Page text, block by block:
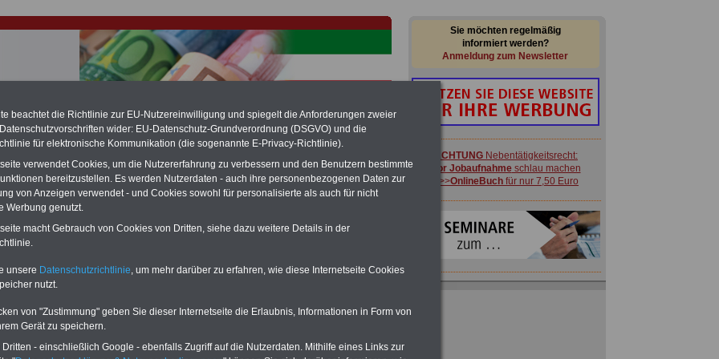
für Beamte & Ruhestandsbeamte (zu geringe Alimentation)
hat die Landesbesoldung von Berlin für die Jahre 2008 bis
die zun hohen Nachzahlungen führen wird). Auch beim Bund
wird es hohe Nachzahlungen geben (Medienberichten
alle (!) Beamtezwischen mind.3.000 und 13.000 Euro,rechnen. Der INFO-
hierzu eine Broschüre heraus, die unmittelbar nach dem Beschluss des
der Broschüre.
Beamte und den öffentlichen Dienst in Nordrhein-Westfalen:
mit drei Ratgebern für nur
in
DienstZum Komplettpreis von 15 Euro im Jahr
Sie möchten regelmäßig
informiert werden?
Anmeldung zum Newsletter
ACHTUNG Nebentätigkeitsrecht:
vor Jobaufnahmeschlau machen
>>>OnlineBuch für nur 7,50 Euro
beachtet die Richtlinie zur EU-Nutzereinwilligung und spiegelt die Anforderungen zweier
wider: EU-Datenschutz-Grundverordnung (DSGVO) und die
für elektronische Kommunikation (die sogenannte E-Privacy-Richtlinie).
verwendet Cookies, um die Nutzererfahrung zu verbessern und den Benutzern bestimmte
bereitzustellen. Es werden Nutzerdaten - auch ihre personenbezogenen Daten zur
von Anzeigen verwendet - und Cookies sowohl für personalisierte als auch für nicht
Werbung genutzt.
macht Gebrauch von Cookies von Dritten, siehe dazu weitere Details in der
unsere Datenschutzrichtlinie, um mehr darüber zu erfahren, wie diese Internetseite Cookies
nutzt.
von "Zustimmung" geben Sie dieser Internetseite die Erlaubnis, Informationen in Form von
Gerät zu speichern.
- einschließlich Google - ebenfalls Zugriff auf die Nutzerdaten. Mithilfe eines Links zur